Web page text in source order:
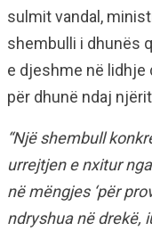
sulmit vandal,
shembulli i dhunës
e djeshme në lidhje
për dhunë ndaj
“Një shembull
urrejtjen e nxitur
në mëngjes ‘për
ndryshua në drekë,